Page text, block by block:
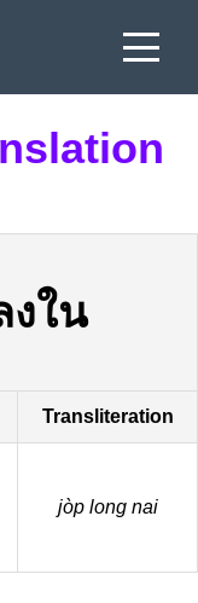
งใน
Transliteration
jòp long nai